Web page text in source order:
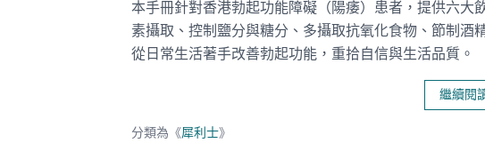
本手冊針對香港勃起功能障礙（陽痿）患者，提供六大
素攝取、控制鹽分與糖分、多攝取抗氧化食物、節制酒
從日常生活著手改善勃起功能，重拾自信與生活品質。
繼續閱
分類為《犀利士》